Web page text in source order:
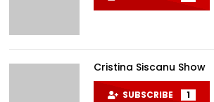
Cristina Siscanu Show
SUBSCRIBE 1